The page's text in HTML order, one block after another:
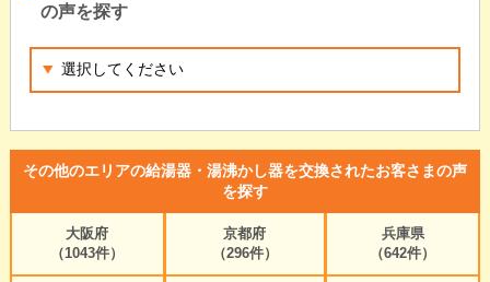
の声を探す
その他のエリアの給湯器・湯沸かし器を交換されたお客さまの声
を探す
大阪府
（1043件）
京都府
（296件）
兵庫県
（642件）